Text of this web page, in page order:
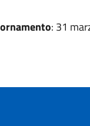
: 31